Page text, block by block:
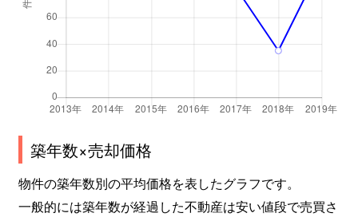
築年数×売却価格
物件の築年数別の平均価格を表したグラフです。
一般的には築年数が経過した不動産は安い値段で売買さ